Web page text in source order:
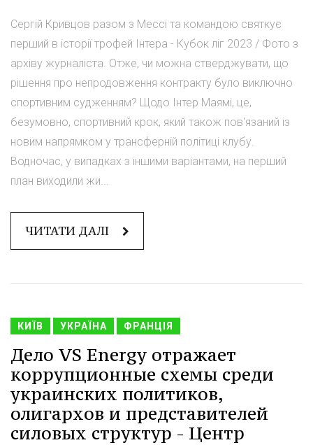
Сергій Кривцов разом з Мессі та командою святкує
перший в історії трофей Інтера - Кубок ліг 2023 / Фото з
архіву журналіста. Отже, чи можна стверджувати, що
рішення про непродовження контракту було виключно
спортивним судженням? Щодо Інтер Маямі, це,
безумовно, спортивний крок, який також пов'язаний із
новим напрямком у трансферній політиці клубу.
Водночас, у випадках з іншими варіантами, на перший
план виходили жи...
ЧИТАТИ ДАЛІ
КИЇВ УКРАЇНА ФРАНЦІЯ
Дело VS Energy отражает
коррупционные схемы среди
украинских политиков,
олигархов и представителей
силовых структур - Центр